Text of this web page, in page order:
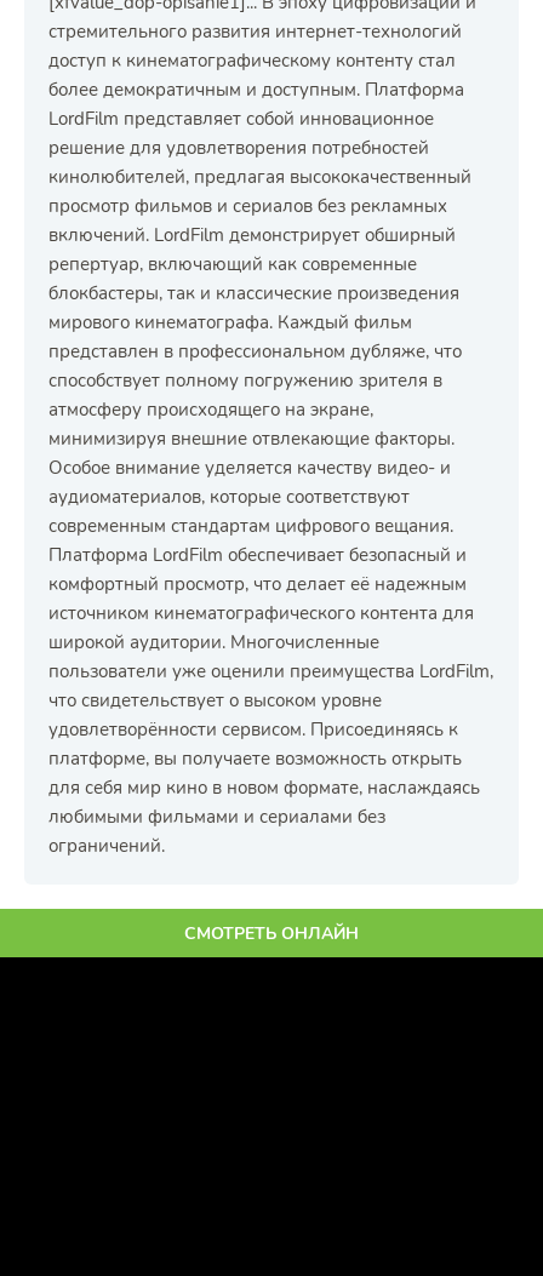
стремительного развития интернет-технологий
доступ к кинематографическому контенту стал
более демократичным и доступным. Платформа
LordFilm представляет собой инновационное
решение для удовлетворения потребностей
кинолюбителей, предлагая высококачественный
просмотр фильмов и сериалов без рекламных
включений. LordFilm демонстрирует обширный
репертуар, включающий как современные
блокбастеры, так и классические произведения
мирового кинематографа. Каждый фильм
представлен в профессиональном дубляже, что
способствует полному погружению зрителя в
атмосферу происходящего на экране,
минимизируя внешние отвлекающие факторы.
Особое внимание уделяется качеству видео- и
аудиоматериалов, которые соответствуют
современным стандартам цифрового вещания.
Платформа LordFilm обеспечивает безопасный и
комфортный просмотр, что делает её надежным
источником кинематографического контента для
широкой аудитории. Многочисленные
пользователи уже оценили преимущества LordFilm,
что свидетельствует о высоком уровне
удовлетворённости сервисом. Присоединяясь к
платформе, вы получаете возможность открыть
для себя мир кино в новом формате, наслаждаясь
любимыми фильмами и сериалами без
ограничений.
СМОТРЕТЬ ОНЛАЙН